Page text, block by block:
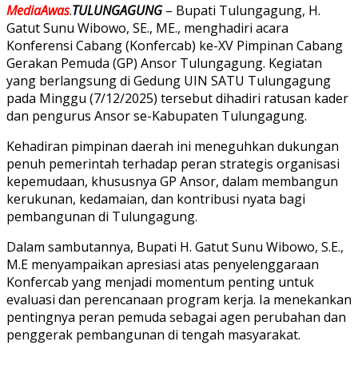
MediaAwas.TULUNGAGUNG– Bupati Tulungagung, H.
Gatut Sunu Wibowo, SE., ME., menghadiri acara
Konferensi Cabang (Konfercab) ke-XV Pimpinan Cabang
Gerakan Pemuda (GP) Ansor Tulungagung. Kegiatan
yang berlangsung di Gedung UIN SATU Tulungagung
pada Minggu (7/12/2025) tersebut dihadiri ratusan kader
dan pengurus Ansor se-Kabupaten Tulungagung.
Kehadiran pimpinan daerah ini meneguhkan dukungan
penuh pemerintah terhadap peran strategis organisasi
kepemudaan, khususnya GP Ansor, dalam membangun
kerukunan, kedamaian, dan kontribusi nyata bagi
pembangunan di Tulungagung.
Dalam sambutannya, Bupati H. Gatut Sunu Wibowo, S.E.,
M.E menyampaikan apresiasi atas penyelenggaraan
Konfercab yang menjadi momentum penting untuk
evaluasi dan perencanaan program kerja. Ia menekankan
pentingnya peran pemuda sebagai agen perubahan dan
penggerak pembangunan di tengah masyarakat.